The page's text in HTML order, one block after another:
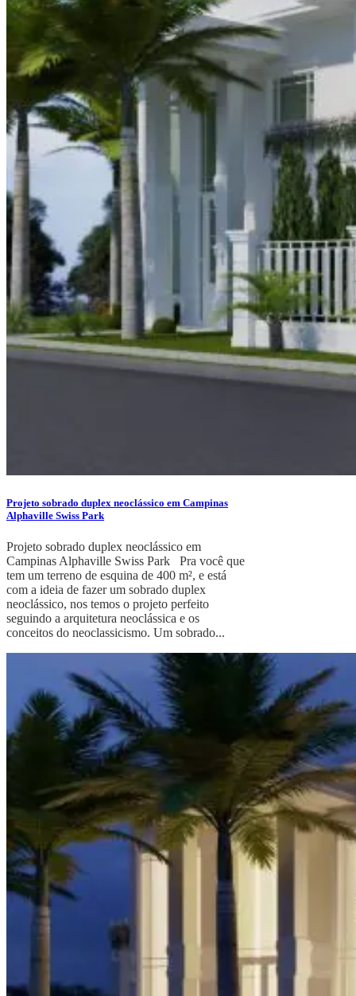
Projeto sobrado duplex neoclássico em Campinas
Alphaville Swiss Park
Projeto sobrado duplex neoclássico em
Campinas Alphaville Swiss Park Pra você que
tem um terreno de esquina de 400 m², e está
com a ideia de fazer um sobrado duplex
neoclássico, nos temos o projeto perfeito
seguindo a arquitetura neoclássica e os
conceitos do neoclassicismo. Um sobrado...